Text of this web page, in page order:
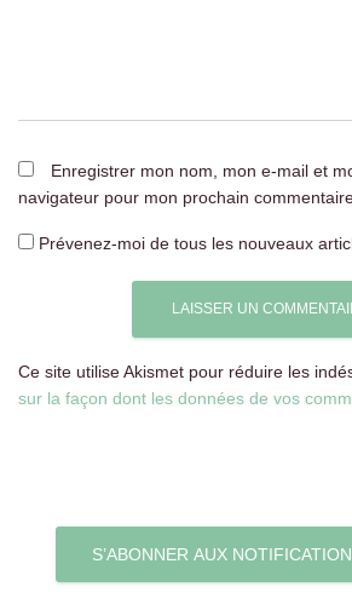
Enregistrer mon nom, mon e-mail et
navigateur pour mon prochain
Prévenez-moi de tous les nouveaux
Ce site utilise Akismet pour réduire les
sur la façon dont les données de vos
S’ABONNER AUX